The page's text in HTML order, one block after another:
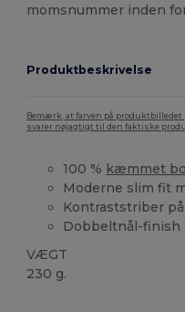
momsnummer inden
Produktbeskrivelse
Bemærk, at farven på
svarer nøjagtigt til den faktiske
100 % kæmmet
Moderne slim fit
Kontraststriber
Dobbeltnål-finish
VÆGT
230 g.